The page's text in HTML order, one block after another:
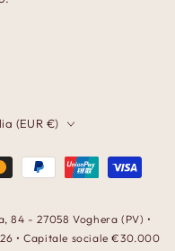
84 - 27058 Voghera (PV) •
• Capitale sociale €30.000
(EUR €)